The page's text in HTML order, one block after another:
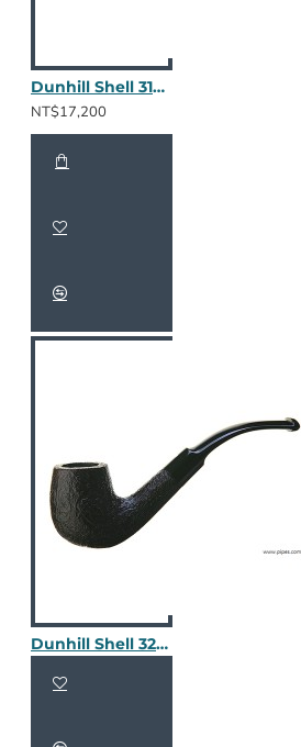
Dunhill Shell 3104 / 2404
NT$17,200
Dunhill Shell 3202 / 2403